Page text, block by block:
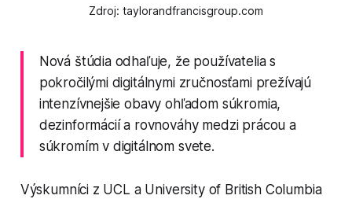
Zdroj: taylorandfrancisgroup.com
Nová štúdia odhaľuje, že používatelia s
pokročilými digitálnymi zručnosťami prežívajú
intenzívnejšie obavy ohľadom súkromia,
dezinformácií a rovnováhy medzi prácou a
súkromím v digitálnom svete.
Výskumníci z UCL a University of British Columbia